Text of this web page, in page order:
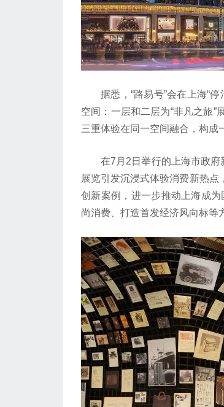
据悉，“路易号”会在上海“停
空间：一层和二层为“非凡之旅
三重体验在同一空间融合，构成
在7月2日举行的上海市政府新
展览引发沉浸式体验消费新热
创新案例，进一步推动上海成为
尚消费、打造首发经济风向标等